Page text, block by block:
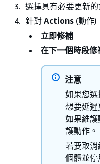
選擇具有必要更新
針對 Actions (動作)
立即修補
在下一個時段修
注意
如果您選
想要延
如果維
護動作。
若要取
個體並停